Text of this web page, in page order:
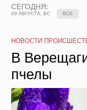
СЕГОДНЯ:
09 АВГУСТА, ВС ВСЕ
НОВОСТИ
В
пчелы